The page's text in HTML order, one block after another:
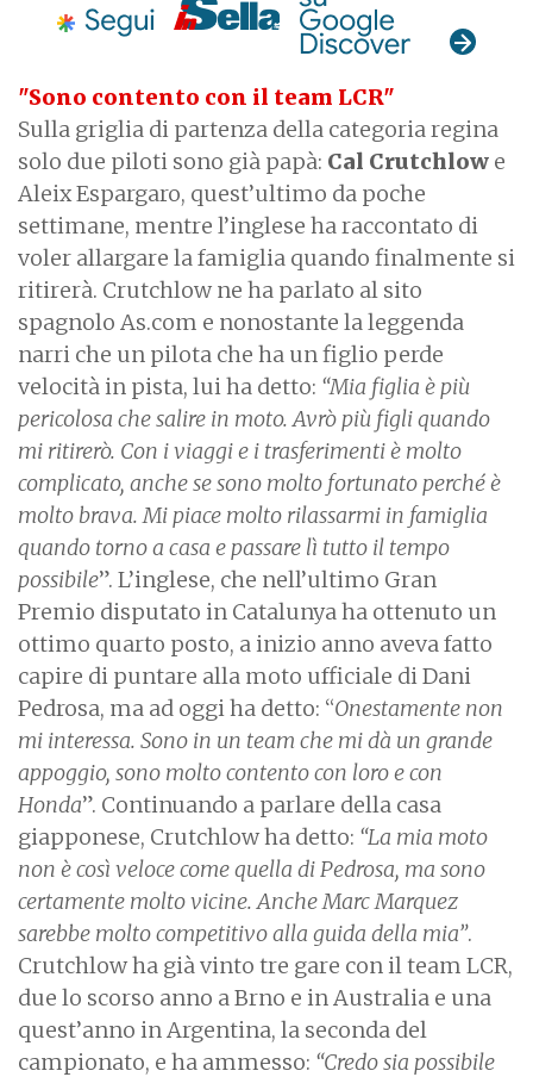
"Sono contento con il team LCR"
Sulla griglia di partenza della categoria regina
solo due piloti sono già papà: Cal Crutchlow e
Aleix Espargaro, quest’ultimo da poche
settimane, mentre l’inglese ha raccontato di
voler allargare la famiglia quando finalmente si
ritirerà. Crutchlow ne ha parlato al sito
spagnolo As.com e nonostante la leggenda
narri che un pilota che ha un figlio perde
velocità in pista, lui ha detto: “Mia figlia è più
pericolosa che salire in moto. Avrò più figli quando
mi ritirerò. Con i viaggi e i trasferimenti è molto
complicato, anche se sono molto fortunato perché è
molto brava. Mi piace molto rilassarmi in famiglia
quando torno a casa e passare lì tutto il tempo
possibile”. L’inglese, che nell’ultimo Gran
Premio disputato in Catalunya ha ottenuto un
ottimo quarto posto, a inizio anno aveva fatto
capire di puntare alla moto ufficiale di Dani
Pedrosa, ma ad oggi ha detto: “Onestamente non
mi interessa. Sono in un team che mi dà un grande
appoggio, sono molto contento con loro e con
Honda”. Continuando a parlare della casa
giapponese, Crutchlow ha detto: “La mia moto
non è così veloce come quella di Pedrosa, ma sono
certamente molto vicine. Anche Marc Marquez
sarebbe molto competitivo alla guida della mia”.
Crutchlow ha già vinto tre gare con il team LCR,
due lo scorso anno a Brno e in Australia e una
quest’anno in Argentina, la seconda del
campionato, e ha ammesso: “Credo sia possibile